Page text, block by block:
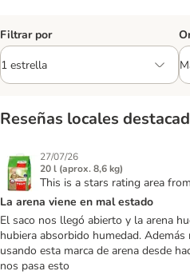
Filtrar por
Reseñas locales
27/07/26
20 l (aprox. 8,6 kg)
This is a stars rating area
La arena viene en mal estado
El saco nos llegó abierto y la arena
hubiera absorbido humedad.
usando esta marca de arena desde
nos pasa esto